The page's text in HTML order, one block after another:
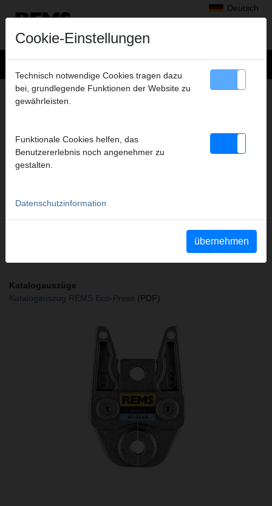
Deutsch
Produkte>Radialpressen>
REMS Presszangen A1-32kN/REMS Pressringe
REMS PRESSZANGE G 16*
(PZ-2B) A1-32KN
Art.-Nr. 570400
Sicherheitshinweise PZ/PR/ZZ/PZ E01/Kabelschere
Katalogauszüge
Katalogauszug REMS Eco-Press (PDF)
Cookie-Einstellungen
Technisch notwendige Cookies tragen dazu
bei, grundlegende Funktionen der Website zu
gewährleisten.
Funktionale Cookies helfen, das
Benutzererlebnis noch angenehmer zu
gestalten.
Datenschutzinformation
übernehmen